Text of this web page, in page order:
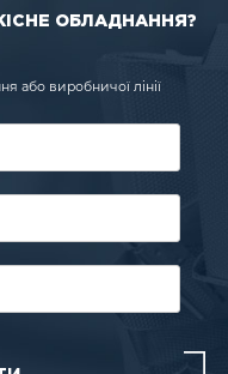
ОБЛАДНАННЯ?
або виробничої лінії